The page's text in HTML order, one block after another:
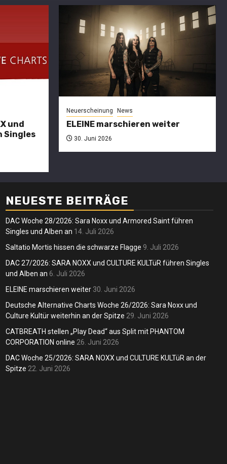
und
Singles
Neuerscheinung News
ELEINE marschieren weiter
30. Juni 2026
die
DAC
27/2026:
SARA NOXX
und
CULTURE
führen
Singles und
Alben an
Andreas
NEUESTE BEITRÄGE
DAC Woche 28/2026: Sara Noxx und Armored Saint führen
Singles und Alben an 14. Juli 2026
Saltatio Mortis hissen die schwarze Flagge 9. Juli 2026
DAC 27/2026: SARA NOXX und CULTURE KULTüR führen Singles
und Alben an 6. Juli 2026
ELEINE marschieren weiter 30. Juni 2026
Deutsche Alternative Charts Woche 26/2026: Sara Noxx und
Culture Kultür weiterhin an der Spitze 29. Juni 2026
CATBREATH stellen „Play Dead“ aus Split mit PHANTOM
CORPORATION online 26. Juni 2026
DAC Woche 25/2026: SARA NOXX und CULTURE KULTüR an der
Spitze 22. Juni 2026